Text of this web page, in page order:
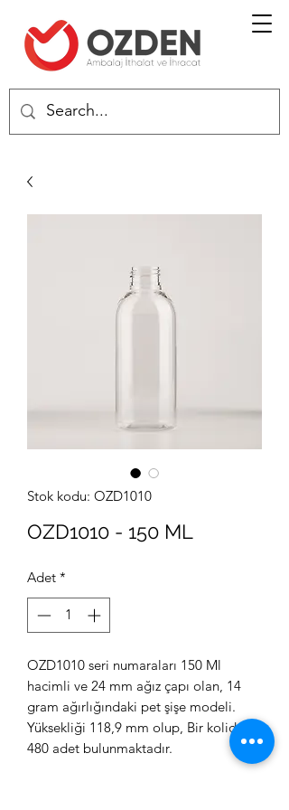
Stok kodu: OZD1010
OZD1010 - 150 ML
Adet *
OZD1010 seri numaraları 150 Ml
hacimli ve 24 mm ağız çapı olan, 14
gram ağırlığındaki pet şişe modeli.
Yüksekliği 118,9 mm olup, Bir kolide
480 adet bulunmaktadır.